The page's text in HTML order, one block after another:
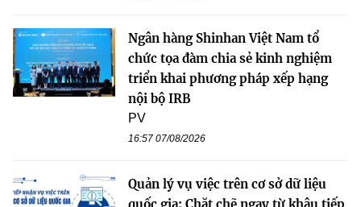
Ngân hàng Shinhan Việt Nam tổ
chức tọa đàm chia sẻ kinh nghiệm
triển khai phương pháp xếp hạng
nội bộ IRB
PV
16:57 07/08/2026
Quản lý vụ việc trên cơ sở dữ liệu